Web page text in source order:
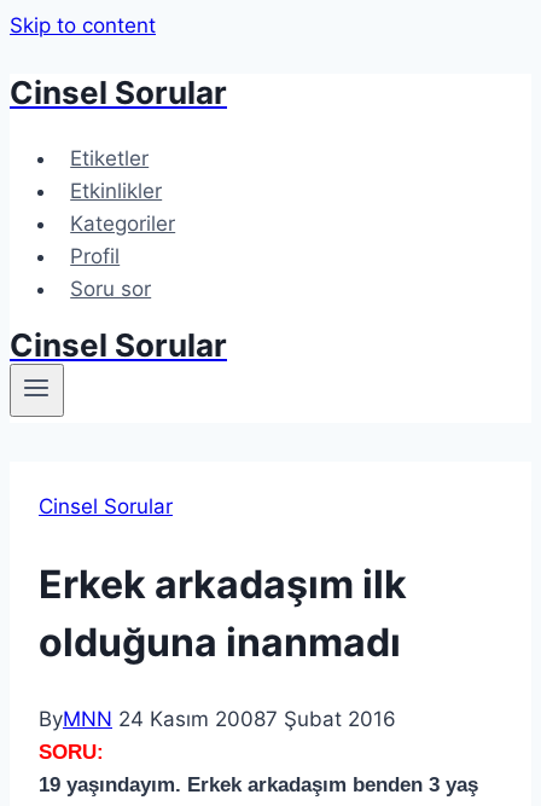
Skip to content
Cinsel Sorular
Etiketler
Etkinlikler
Kategoriler
Profil
Soru sor
Cinsel Sorular
Cinsel Sorular
Erkek arkadaşım ilk
olduğuna inanmadı
ByMNN 24 Kasım 20087 Şubat 2016
SORU:
19 yaşındayım. Erkek arkadaşım benden 3 yaş